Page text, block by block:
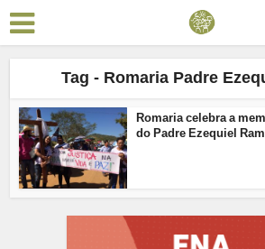
Tag - Romaria Padre
Romaria celebra a
do Padre Ezequiel